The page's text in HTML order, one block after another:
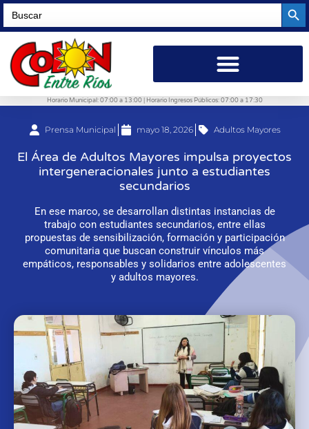
Search
for:
Horario Municipal: 07:00 a 13:00 | Horario Ingresos Públicos: 07:00 a 17:30
Prensa Municipal mayo 18, 2026 Adultos Mayores
El Área de Adultos Mayores impulsa proyectos
intergeneracionales junto a estudiantes
secundarios
En ese marco, se desarrollan distintas instancias de
trabajo con estudiantes secundarios, entre ellas
propuestas de sensibilización, formación y participación
comunitaria que buscan construir vínculos más
empáticos, responsables y solidarios entre adolescentes
y adultos mayores.